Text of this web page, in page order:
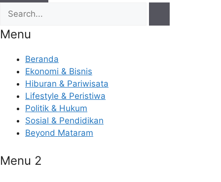
Menu
Beranda
Ekonomi & Bisnis
Hiburan & Pariwisata
Lifestyle & Peristiwa
Politik & Hukum
Sosial & Pendidikan
Beyond Mataram
Menu 2